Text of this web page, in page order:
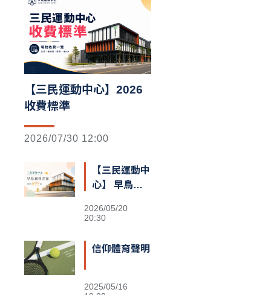
【三民運動中心】2026
收費標準
2026/07/30 12:00
【三民運動中
心】 早鳥預
2026/05/20
20:30
信仰體育聲明
2025/05/16